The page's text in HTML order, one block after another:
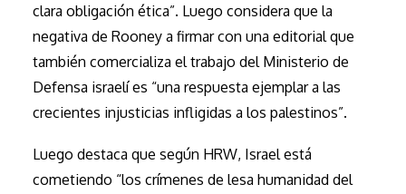
clara obligación ética”. Luego considera que la
negativa de Rooney a firmar con una editorial que
también comercializa el trabajo del Ministerio de
Defensa israelí es “una respuesta ejemplar a las
crecientes injusticias infligidas a los palestinos”.
Luego destaca que según HRW, Israel está
cometiendo “los crímenes de lesa humanidad del